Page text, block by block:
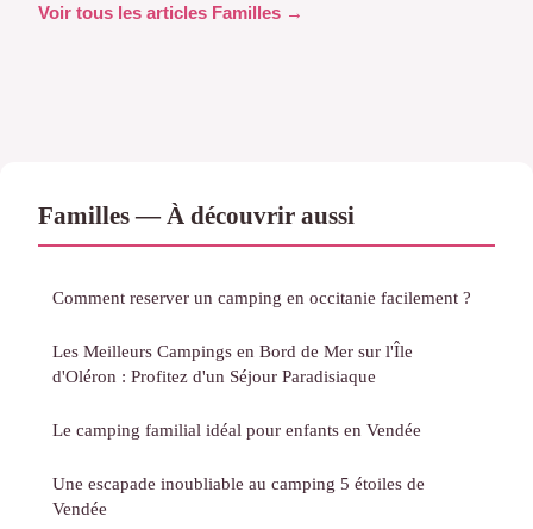
Voir tous les articles Familles →
Familles — À découvrir aussi
Comment reserver un camping en occitanie facilement ?
Les Meilleurs Campings en Bord de Mer sur l'Île
d'Oléron : Profitez d'un Séjour Paradisiaque
Le camping familial idéal pour enfants en Vendée
Une escapade inoubliable au camping 5 étoiles de
Vendée